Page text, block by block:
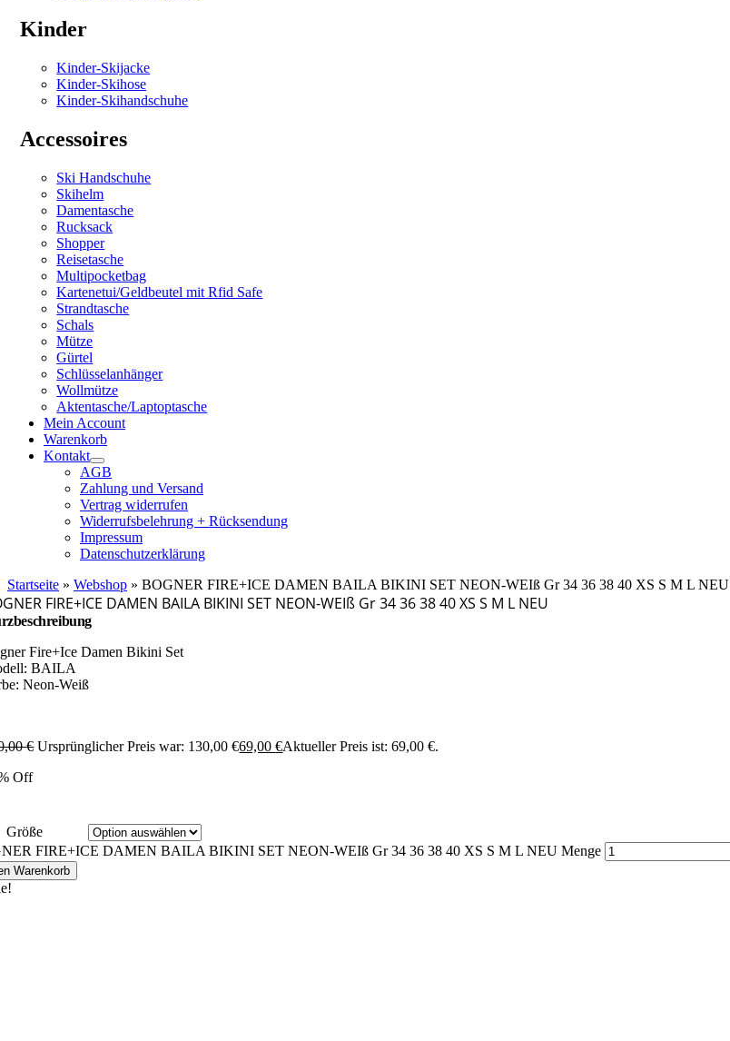
Kinder
Kinder-Skijacke
Kinder-Skihose
Kinder-Skihandschuhe
Accessoires
Ski Handschuhe
Skihelm
Damentasche
Rucksack
Shopper
Reisetasche
Multipocketbag
Kartenetui/Geldbeutel mit Rfid Safe
Strandtasche
Schals
Mütze
Gürtel
Schlüsselanhänger
Wollmütze
Aktentasche/Laptoptasche
Mein Account
Warenkorb
Kontakt
AGB
Zahlung und Versand
Vertrag widerrufen
Widerrufsbelehrung + Rücksendung
Impressum
Datenschutzerklärung
Startseite » Webshop » BOGNER FIRE+ICE DAMEN BAILA BIKINI SET NEON-WEIß Gr 34 36 38 40 XS S M L NEU
FIRE+ICE DAMEN BAILA BIKINI SET NEON-WEIß Gr 34 36 38 40 XS S M L NEU
Fire+Ice Damen Bikini Set
BAILA
Neon-Weiß
€ Ursprünglicher Preis war: 130,00 €69,00€Aktueller Preis ist: 69,00 €.
Off
Größe
FIRE+ICE DAMEN BAILA BIKINI SET NEON-WEIß Gr 34 36 38 40 XS S M L NEU Menge
Warenkorb